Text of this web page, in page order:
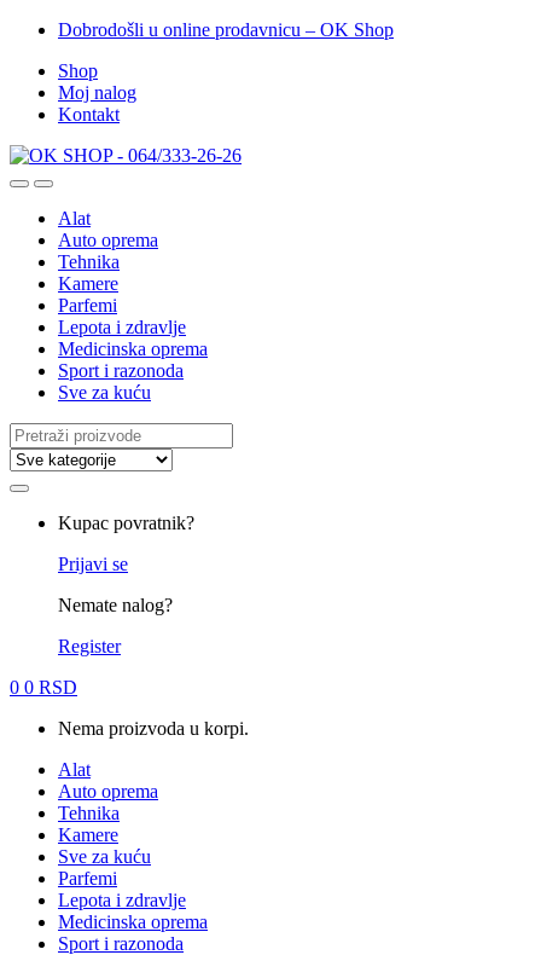
Dobrodošli u online prodavnicu – OK Shop
Shop
Moj nalog
Kontakt
Alat
Auto oprema
Tehnika
Kamere
Parfemi
Lepota i zdravlje
Medicinska oprema
Sport i razonoda
Sve za kuću
Search
for:
Kupac povratnik?
Prijavi se
Nemate nalog?
Register
0 0 RSD
Nema proizvoda u korpi.
Alat
Auto oprema
Tehnika
Kamere
Sve za kuću
Parfemi
Lepota i zdravlje
Medicinska oprema
Sport i razonoda